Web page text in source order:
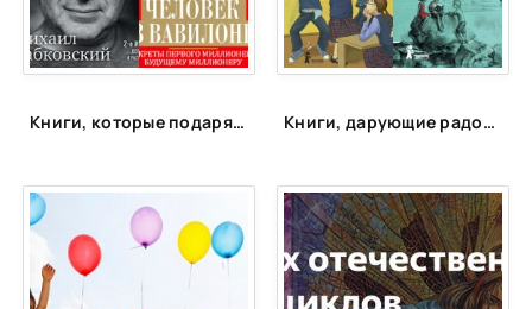
Книги, которые подарят энергию Книги, дарующие радость